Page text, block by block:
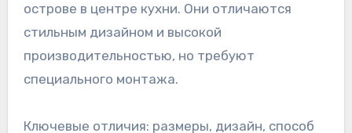
острове в центре кухни. Они отличаются
стильным дизайном и высокой
производительностью, но требуют
специального монтажа.
Ключевые отличия: размеры, дизайн, способ